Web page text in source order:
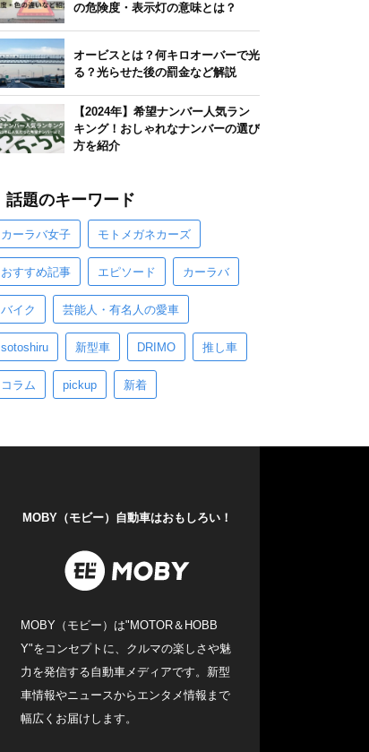
の危険度・表示灯の意味とは？
オービスとは？何キロオーバーで光
る？光らせた後の罰金など解説
【2024年】希望ナンバー人気ラン
キング！おしゃれなナンバーの選び
方を紹介
話題のキーワード
カーラバ女子 モトメガネカーズ
おすすめ記事 エピソード カーラバ
バイク 芸能人・有名人の愛車
sotoshiru 新型車 DRIMO 推し車
コラム pickup 新着
MOBY（モビー）自動車はおもしろい！
MOBY（モビー）は"MOTOR＆HOBB
Y"をコンセプトに、クルマの楽しさや魅
力を発信する自動車メディアです。新型
車情報やニュースからエンタメ情報まで
幅広くお届けします。